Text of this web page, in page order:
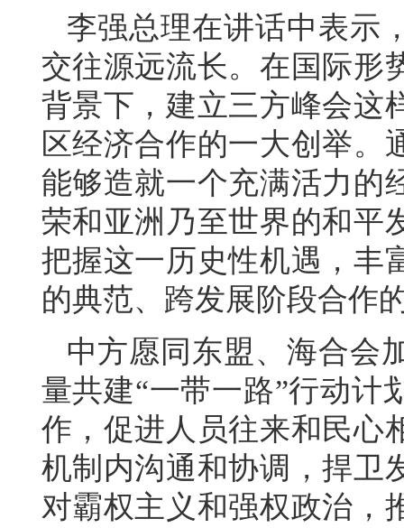
李强总理在讲话中表示
交往源远流长。在国际形
背景下，建立三方峰会这
区经济合作的一大创举。
能够造就一个充满活力的
荣和亚洲乃至世界的和平
把握这一历史性机遇，丰
的典范、跨发展阶段合作
中方愿同东盟、海合会
量共建“一带一路”行动计
作，促进人员往来和民心
机制内沟通和协调，捍卫
对霸权主义和强权政治，